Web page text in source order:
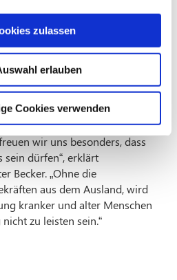
zulassen
erlauben
Cookies verwenden
ist keine Neuheit mehr und
Krankenhaus zu spüren.
Stellen häufig lange
wir uns besonders, dass
sein dürfen“, erklärt
Becker. „Ohne die
aus dem Ausland, wird
kranker und alter Menschen
zu leisten sein.“